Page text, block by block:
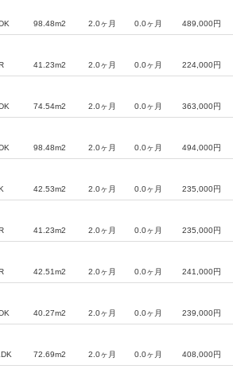
98.48m2 2.0ヶ月 0.0ヶ月 489,000円
41.23m2 2.0ヶ月 0.0ヶ月 224,000円
74.54m2 2.0ヶ月 0.0ヶ月 363,000円
98.48m2 2.0ヶ月 0.0ヶ月 494,000円
42.53m2 2.0ヶ月 0.0ヶ月 235,000円
41.23m2 2.0ヶ月 0.0ヶ月 235,000円
42.51m2 2.0ヶ月 0.0ヶ月 241,000円
40.27m2 2.0ヶ月 0.0ヶ月 239,000円
72.69m2 2.0ヶ月 0.0ヶ月 408,000円